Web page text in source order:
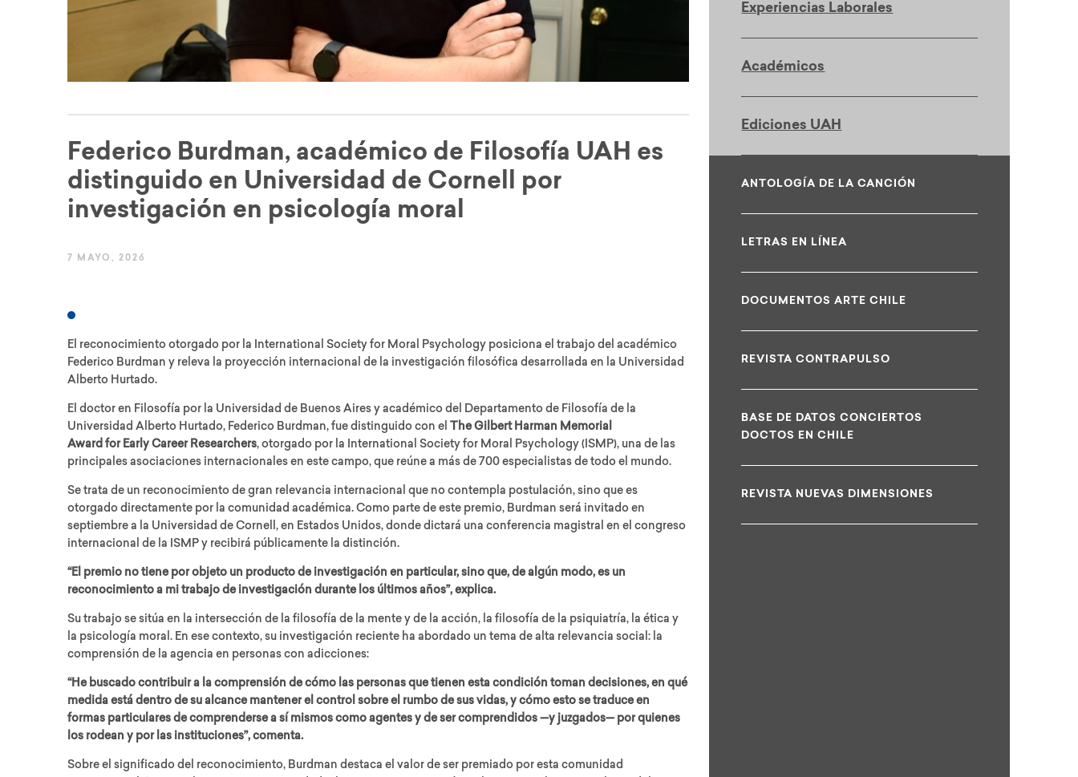
Federico Burdman, académico de Filosofía UAH es
distinguido en Universidad de Cornell por
investigación en psicología moral
7 MAYO, 2026
El reconocimiento otorgado por la International Society for Moral Psychology posiciona el trabajo del académico
Federico Burdman y releva la proyección internacional de la investigación filosófica desarrollada en la Universidad
Alberto Hurtado.
El doctor en Filosofía por la Universidad de Buenos Aires y académico del Departamento de Filosofía de la
Universidad Alberto Hurtado, Federico Burdman, fue distinguido con el The Gilbert Harman Memorial
Award for Early Career Researchers, otorgado por la International Society for Moral Psychology (ISMP), una de las
principales asociaciones internacionales en este campo, que reúne a más de 700 especialistas de todo el mundo.
Se trata de un reconocimiento de gran relevancia internacional que no contempla postulación, sino que es
otorgado directamente por la comunidad académica. Como parte de este premio, Burdman será invitado en
septiembre a la Universidad de Cornell, en Estados Unidos, donde dictará una conferencia magistral en el congreso
internacional de la ISMP y recibirá públicamente la distinción.
“El premio no tiene por objeto un producto de investigación en particular, sino que, de algún modo, es un
reconocimiento a mi trabajo de investigación durante los últimos años”, explica.
Su trabajo se sitúa en la intersección de la filosofía de la mente y de la acción, la filosofía de la psiquiatría, la ética y
la psicología moral. En ese contexto, su investigación reciente ha abordado un tema de alta relevancia social: la
comprensión de la agencia en personas con adicciones:
“He buscado contribuir a la comprensión de cómo las personas que tienen esta condición toman decisiones, en qué
medida está dentro de su alcance mantener el control sobre el rumbo de sus vidas, y cómo esto se traduce en
formas particulares de comprenderse a sí mismos como agentes y de ser comprendidos —y juzgados— por quienes
los rodean y por las instituciones”, comenta.
Sobre el significado del reconocimiento, Burdman destaca el valor de ser premiado por esta comunidad
Experiencias Laborales
Académicos
Ediciones UAH
ANTOLOGÍA DE LA CANCIÓN
LETRAS EN LÍNEA
DOCUMENTOS ARTE CHILE
REVISTA CONTRAPULSO
BASE DE DATOS CONCIERTOS
DOCTOS EN CHILE
REVISTA NUEVAS DIMENSIONES